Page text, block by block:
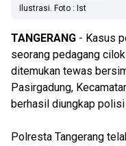
Ilustrasi. Foto : Ist
TANGERANG - Kasus
seorang pedagang
ditemukan tewas
Pasirgadung,
berhasil diungkap
Polresta Tangerang